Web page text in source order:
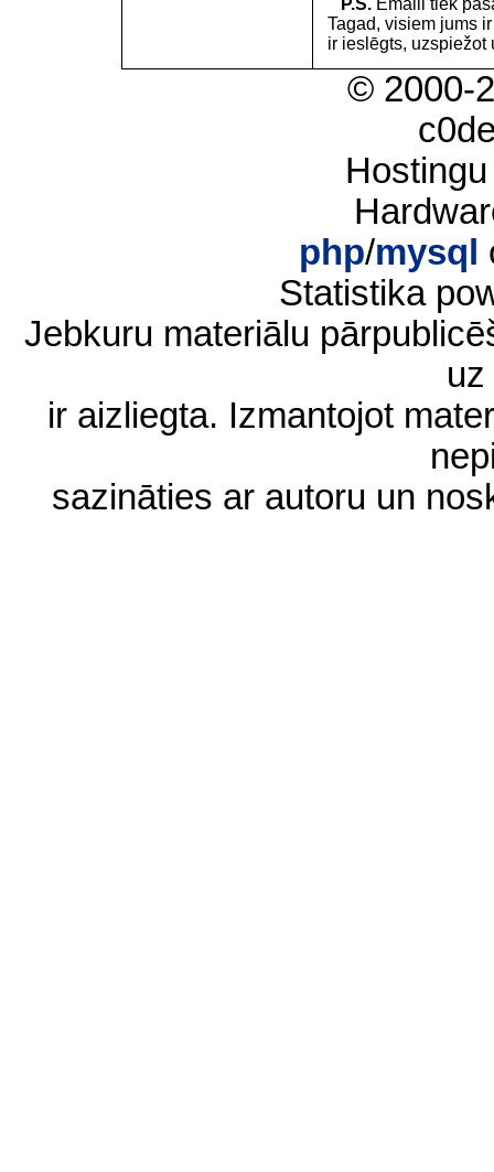
Tagad, visiem jums
ir ieslēgts, uzspiežot
© 2000-
php/mysql
Statistika
Jebkuru materiālu
ir aizliegta. Izmantojot
sazināties ar autoru un